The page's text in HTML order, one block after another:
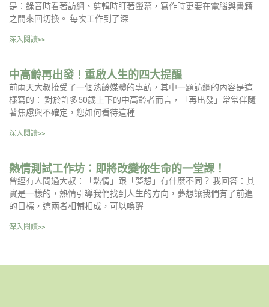
是：錄音時看著訪綱、剪輯時盯著螢幕，寫作時更要在電腦與書籍
之間來回切換。 每次工作到了深
深入閱讀>>
中高齡再出發！重啟人生的四大提醒
前兩天大叔接受了一個熟齡媒體的專訪，其中一題訪綱的內容是這
樣寫的： 對於許多50歲上下的中高齡者而言，「再出發」常常伴隨
著焦慮與不確定，您如何看待這種
深入閱讀>>
熱情測試工作坊：即將改變你生命的一堂課！
曾經有人問過大叔：「熱情」跟「夢想」有什麼不同？ 我回答：其
實是一樣的，熱情引導我們找到人生的方向，夢想讓我們有了前進
的目標，這兩者相輔相成，可以喚醒
深入閱讀>>